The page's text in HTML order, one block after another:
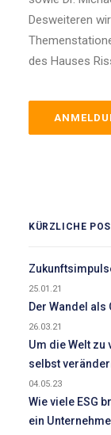
Desweiteren
des Hauses
KÜRZLICHE
25.01.21
Der Wandel
26.03.21
Um die Welt
selbst
04.05.23
Wie viele ESG
ein